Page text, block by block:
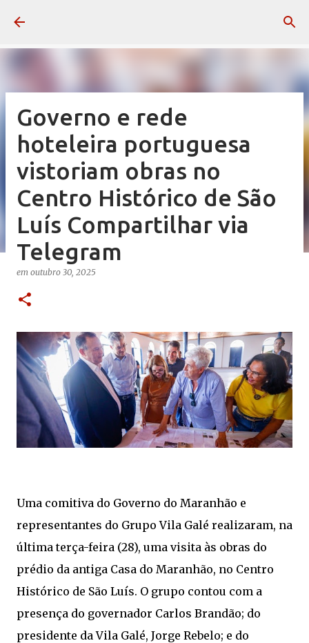
Governo e rede
hoteleira portuguesa
vistoriam obras no
Centro Histórico de São
Luís Compartilhar via
Telegram
em outubro 30, 2025
Uma comitiva do Governo do Maranhão e
representantes do Grupo Vila Galé realizaram, na
última terça-feira (28), uma visita às obras do
prédio da antiga Casa do Maranhão, no Centro
Histórico de São Luís. O grupo contou com a
presença do governador Carlos Brandão; do
presidente da Vila Galé, Jorge Rebelo; e do